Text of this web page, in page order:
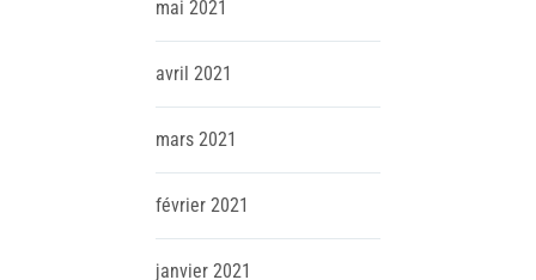
mai 2021
avril 2021
mars 2021
février 2021
janvier 2021